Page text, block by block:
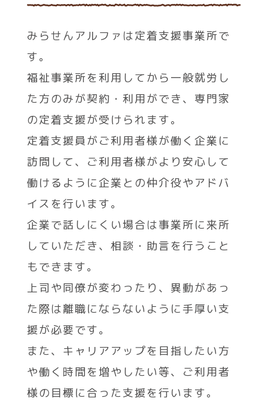
みらせんアルファは定着支援事業所で
す。
福祉事業所を利用してから一般就労し
た方のみが契約・利用ができ、専門家
の定着支援が受けられます。
定着支援員がご利用者様が働く企業に
訪問して、ご利用者様がより安心して
働けるように企業との仲介役やアドバ
イスを行います。
企業で話しにくい場合は事業所に来所
していただき、相談・助言を行うこと
もできます。
上司や同僚が変わったり、異動があっ
た際は離職にならないように手厚い支
援が必要です。
また、キャリアアップを目指したい方
や働く時間を増やしたい等、ご利用者
様の目標に合った支援を行います。